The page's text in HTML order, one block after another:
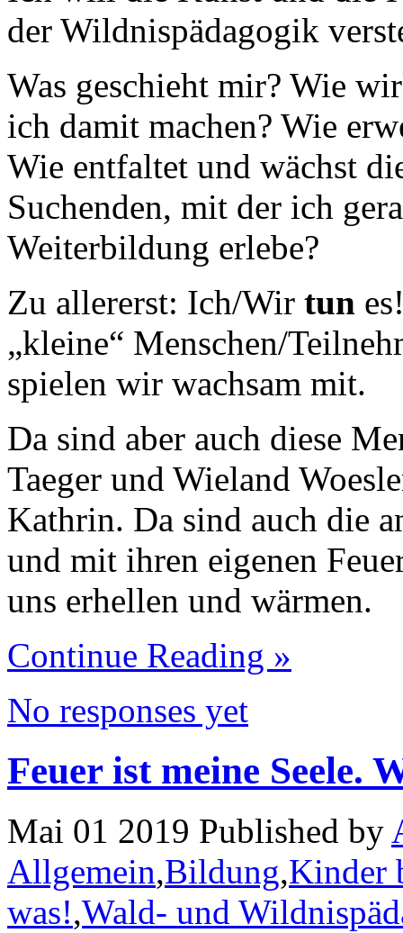
der Wildnispädagogik
Was geschieht mir? Wie
ich damit machen? Wie
Wie entfaltet und wächst
Suchenden, mit der ich
Weiterbildung erlebe?
Zu allererst: Ich/Wir tun
„kleine“ Menschen/
spielen wir wachsam mit.
Da sind aber auch diese
Taeger und Wieland
Kathrin. Da sind auch die
und mit ihren eigenen
uns erhellen und wärmen.
Continue Reading »
No responses yet
Feuer ist meine Seele.
Mai 01 2019 Published by
Allgemein,Bildung,Kinder
was!,Wald- und